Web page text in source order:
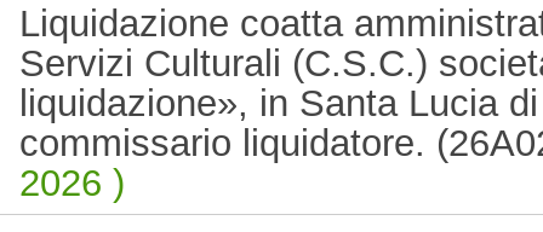
Liquidazione coatta
Servizi Culturali (C.S.C.)
liquidazione», in Santa Lucia
commissario liquidatore.
2026 )